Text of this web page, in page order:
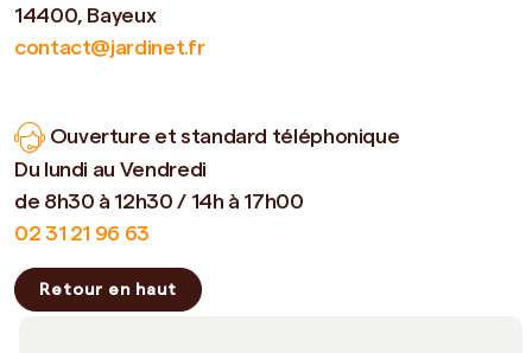
14400, Bayeux
contact@jardinet.fr
Ouverture et standard téléphonique
Du lundi au Vendredi
de 8h30 à 12h30 / 14h à 17h00
02 31 21 96 63
Retour en haut